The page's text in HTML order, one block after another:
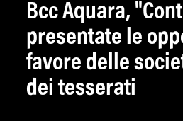
Bcc Aquara,
presentate le
favore delle
dei tesserati